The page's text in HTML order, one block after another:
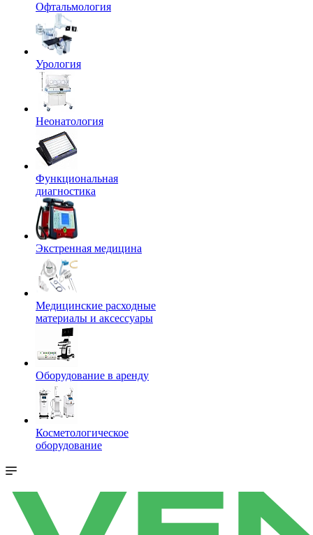
Офтальмология
Урология
Неонатология
Функциональная
диагностика
Экстренная медицина
Медицинские расходные
материалы и аксессуары
Оборудование в аренду
Косметологическое
оборудование